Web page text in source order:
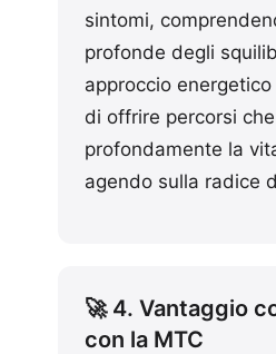
sintomi,
profonde degli
approccio
di offrire percorsi
profondamente la
agendo sulla radice
🚀 4. Vantaggio
con la MTC